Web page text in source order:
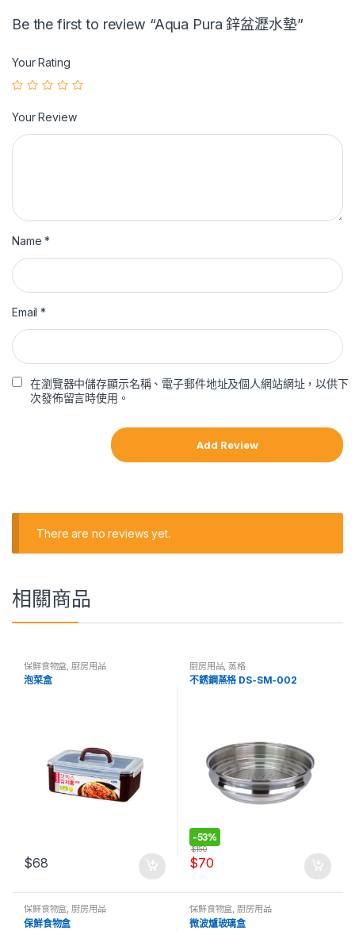
Be the first to review “Aqua Pura 鋅盆瀝水墊”
Your Rating
Your Review
Name*
Email*
在瀏覽器中儲存顯示名稱、電子郵件地址及個人網站網址，以供下
次發佈留言時使用。
There are no reviews yet.
相關商品
保鮮食物盒 廚房用品
泡菜盒
$68
廚房用品,蒸格
不銹鋼蒸格 DS-SM-002
-53%
$70
$150
保鮮食物盒,廚房用品
保鮮食物盒
保鮮食物盒,廚房用品
微波爐玻璃盒